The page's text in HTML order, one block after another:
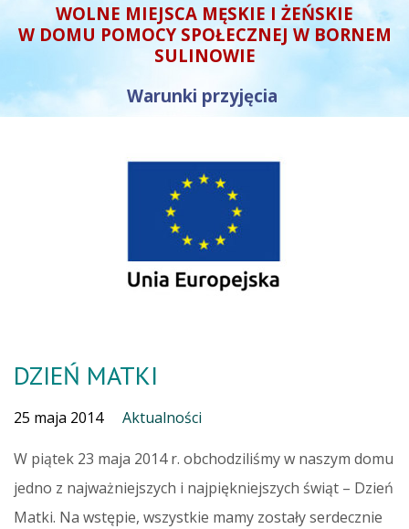
WOLNE MIEJSCA MĘSKIE I ŻEŃSKIE
W DOMU POMOCY SPOŁECZNEJ W BORNEM
SULINOWIE
Warunki przyjęcia
DZIEŃ MATKI
25 maja 2014 Aktualności
W piątek 23 maja 2014 r. obchodziliśmy w naszym domu
jedno z najważniejszych i najpiękniejszych świąt – Dzień
Matki. Na wstępie, wszystkie mamy zostały serdecznie